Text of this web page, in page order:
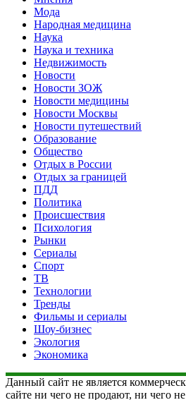
Мода
Народная медицина
Наука
Наука и техника
Недвижимость
Новости
Новости ЗОЖ
Новости медицины
Новости Москвы
Новости путешествий
Образование
Общество
Отдых в России
Отдых за границей
ПДД
Политика
Происшествия
Психология
Рынки
Сериалы
Спорт
ТВ
Технологии
Тренды
Фильмы и сериалы
Шоу-бизнес
Экология
Экономика
Данный сайт не является
сайте ни чего не продают, ни чего